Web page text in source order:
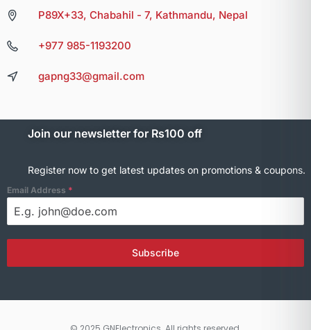
P89X+33, Chabahil - 7, Kathmandu, Nepal
+977 985-1193200
gapng33@gmail.com
Join our newsletter for Rs100 off
Register now to get latest updates on promotions & coupons.
Email Address *
Subscribe